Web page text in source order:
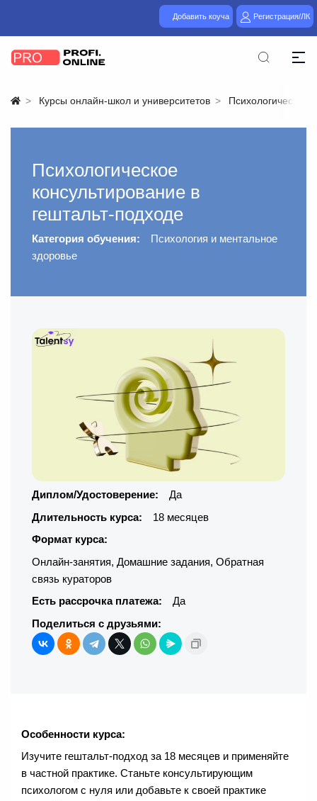
Добавить коуча Регистрация/ЛК
Курсы онлайн-школ и университетов Психологическое
Психологическое
консультирование в
гештальт-подходе
Категория обучения:
Психология и ментальное
здоровье
Диплом/Удостоверение:
Да
Длительность курса:
18 месяцев
Формат курса:
Онлайн-занятия, Домашние задания, Обратная
связь кураторов
Есть рассрочка платежа:
Да
Поделиться с друзьями:
Особенности курса:
Изучите гештальт-подход за 18 месяцев и применяйте
в частной практике. Станьте консультирующим
психологом с нуля или добавьте к своей практике